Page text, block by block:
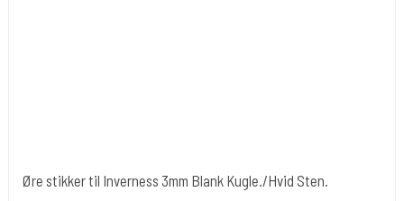
Øre stikker til Inverness 3mm Blank Kugle./Hvid Sten.